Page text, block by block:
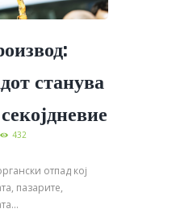
станува
432
отпад кој
пазарите,